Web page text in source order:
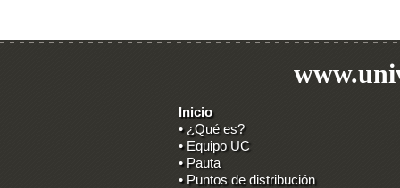
Inicio
• ¿Qué es?
• Equipo UC
• Pauta
• Puntos de distribución